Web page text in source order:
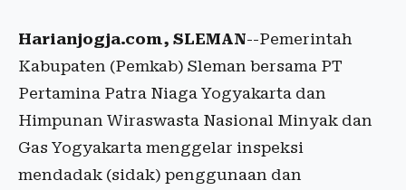
Harianjogja.com, SLEMAN--Pemerintah
Kabupaten (Pemkab) Sleman bersama PT
Pertamina Patra Niaga Yogyakarta dan
Himpunan Wiraswasta Nasional Minyak dan
Gas Yogyakarta menggelar inspeksi
mendadak (sidak) penggunaan dan